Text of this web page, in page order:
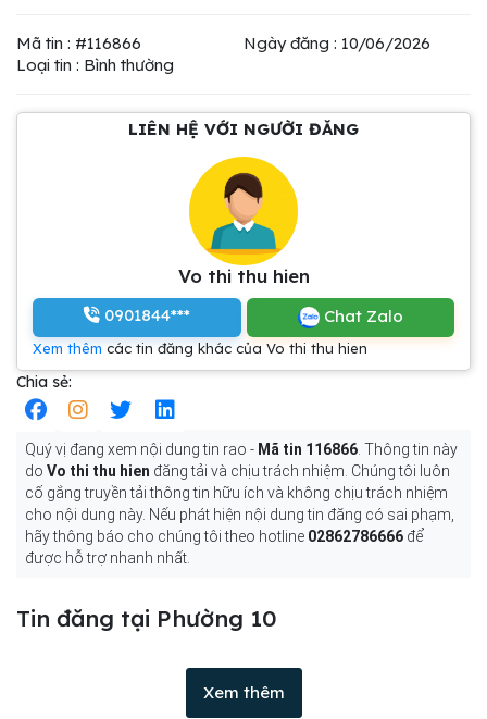
Mã tin : #116866
Ngày đăng : 10/06/2026
Loại tin : Bình thường
LIÊN HỆ VỚI NGƯỜI ĐĂNG
Vo thi thu hien
0901844*** Chat Zalo
Xem thêm các tin đăng khác của Vo thi thu hien
Chia sẻ:
Quý vị đang xem nội dung tin rao - Mã tin 116866 . Thông tin này
do Vo thi thu hien đăng tải và chịu trách nhiệm. Chúng tôi luôn
cố gắng truyền tải thông tin hữu ích và không chịu trách nhiệm
cho nội dung này. Nếu phát hiện nội dung tin đăng có sai phạm,
hãy thông báo cho chúng tôi theo hotline 02862786666 để
được hỗ trợ nhanh nhất.
Tin đăng tại Phường 10
Xem thêm